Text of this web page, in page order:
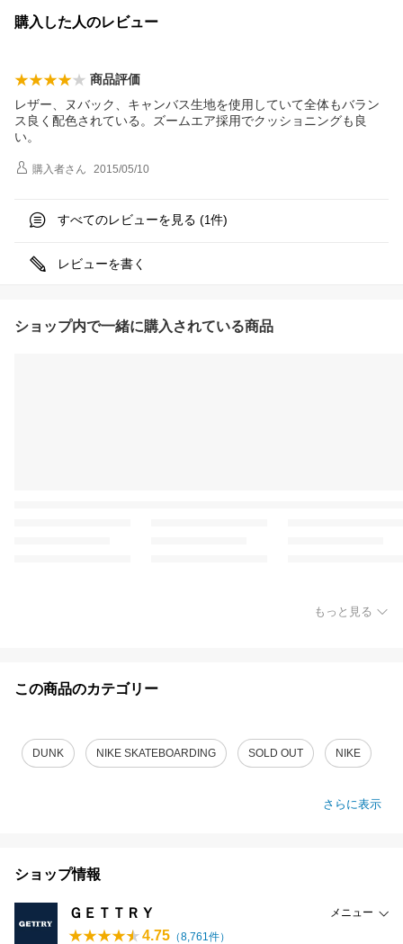
購入した人のレビュー
商品評価
レザー、ヌバック、キャンバス生地を使用していて全体もバラン
ス良く配色されている。ズームエア採用でクッショニングも良
い。
購入者さん 2015/05/10
すべてのレビューを見る (1件)
レビューを書く
ショップ内で一緒に購入されている商品
もっと見る
この商品のカテゴリー
DUNK NIKE SKATEBOARDING SOLD OUT NIKE
さらに表示
ショップ情報
ＧＥＴＴＲＹ メニュー
4.75 （8,761件）